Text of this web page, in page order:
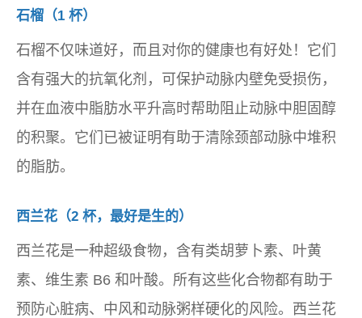
石榴（1 杯）
石榴不仅味道好，而且对你的健康也有好处！它们
含有强大的抗氧化剂，可保护动脉内壁免受损伤，
并在血液中脂肪水平升高时帮助阻止动脉中胆固醇
的积聚。它们已被证明有助于清除颈部动脉中堆积
的脂肪。
西兰花（2 杯，最好是生的）
西兰花是一种超级食物，含有类胡萝卜素、叶黄
素、维生素 B6 和叶酸。所有这些化合物都有助于
预防心脏病、中风和动脉粥样硬化的风险。西兰花